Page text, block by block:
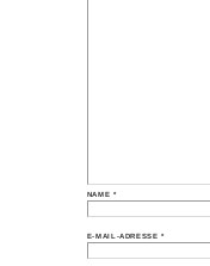
NAME *
E-MAIL-ADRESSE*